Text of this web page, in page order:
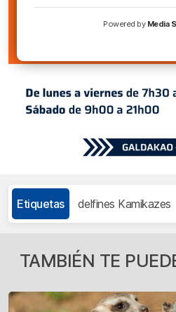
Etiquetas delfines Kamikazes
TAMBIÉN TE
Powered by Media